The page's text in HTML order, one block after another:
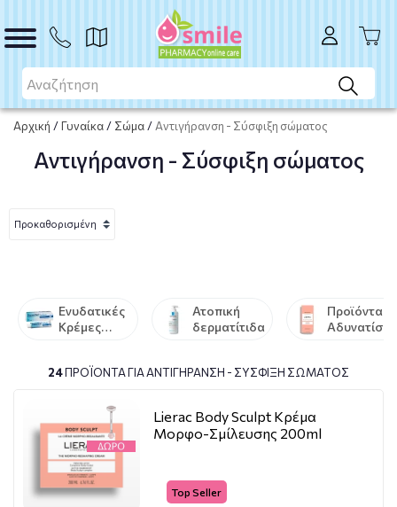
Αρχική /Γυναίκα / Σώμα / Αντιγήρανση - Σύσφιξη σώματος
Αντιγήρανση - Σύσφιξη σώματος
Ενυδατικές
Κρέμες
Ατοπική
δερματίτιδα
Προϊόντα
24ΠΡΟΪΌΝΤΑ ΓΙΑ ΑΝΤΙΓΉΡΑΝΣΗ - ΣΎΣΦΙΞΗ ΣΏΜΑΤΟΣ
Lierac Body Sculpt Κρέμα
Μορφο-Σμίλευσης 200ml
Top Seller